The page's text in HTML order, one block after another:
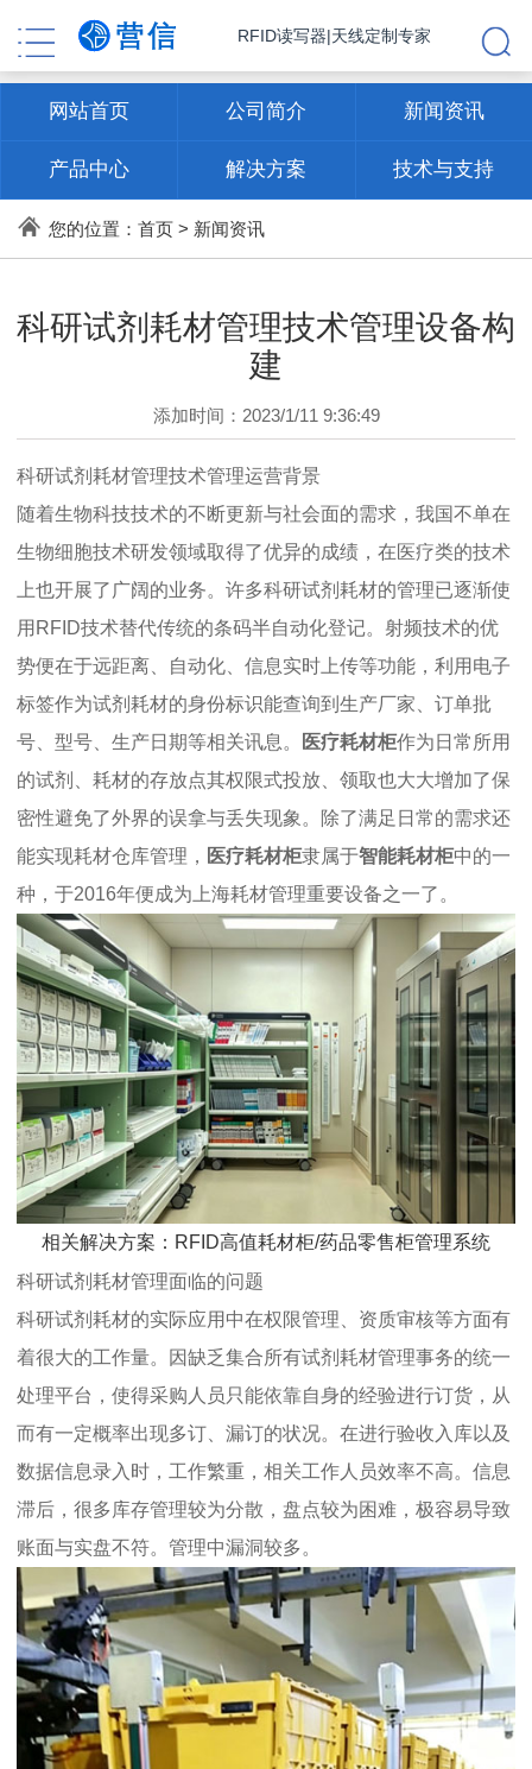
RFID读写器|天线定制专家
网站首页 公司简介 新闻资讯
产品中心 解决方案 技术与支持
联系方式
您的位置： 首页> 新闻资讯
科研试剂耗材管理技术管理设备构
建
添加时间：2023/1/11 9:36:49
科研试剂耗材管理技术管理运营背景
随着生物科技技术的不断更新与社会面的需求，我国不单在
生物细胞技术研发领域取得了优异的成绩，在医疗类的技术
上也开展了广阔的业务。许多科研试剂耗材的管理已逐渐使
用RFID技术替代传统的条码半自动化登记。射频技术的优
势便在于远距离、自动化、信息实时上传等功能，利用电子
标签作为试剂耗材的身份标识能查询到生产厂家、订单批
号、型号、生产日期等相关讯息。
医疗耗材柜作为日常所用
的试剂、耗材的存放点其权限式投放、领取也大大增加了保
密性避免了外界的误拿与丢失现象。除了满足日常的需求还
能实现耗材仓库管理， 医疗耗材柜隶属于智能耗材柜中的一
种，于2016年便成为上海耗材管理重要设备之一了。
相关解决方案：RFID高值耗材柜/药品零售柜管理系统
科研试剂耗材管理面临的问题
科研试剂耗材的实际应用中在权限管理、资质审核等方面有
着很大的工作量。因缺乏集合所有试剂耗材管理事务的统一
处理平台，使得采购人员只能依靠自身的经验进行订货，从
而有一定概率出现多订、漏订的状况。在进行验收入库以及
数据信息录入时，工作繁重，相关工作人员效率不高。信息
滞后，很多库存管理较为分散，盘点较为困难，极容易导致
账面与实盘不符。管理中漏洞较多。